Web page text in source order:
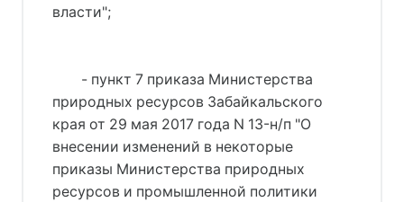
власти";
- пункт 7 приказа Министерства
природных ресурсов Забайкальского
края от 29 мая 2017 года N 13-н/п "О
внесении изменений в некоторые
приказы Министерства природных
ресурсов и промышленной политики